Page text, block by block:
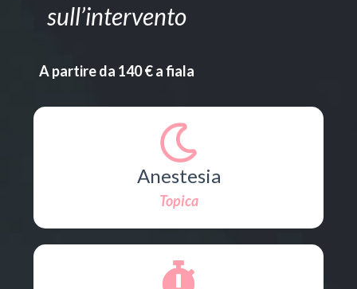
sull’intervento
A partire da 140 € a fiala
Anestesia
Topica